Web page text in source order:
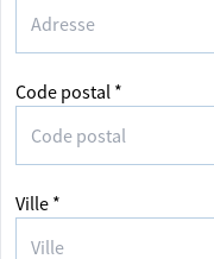
Code postal *
Ville *